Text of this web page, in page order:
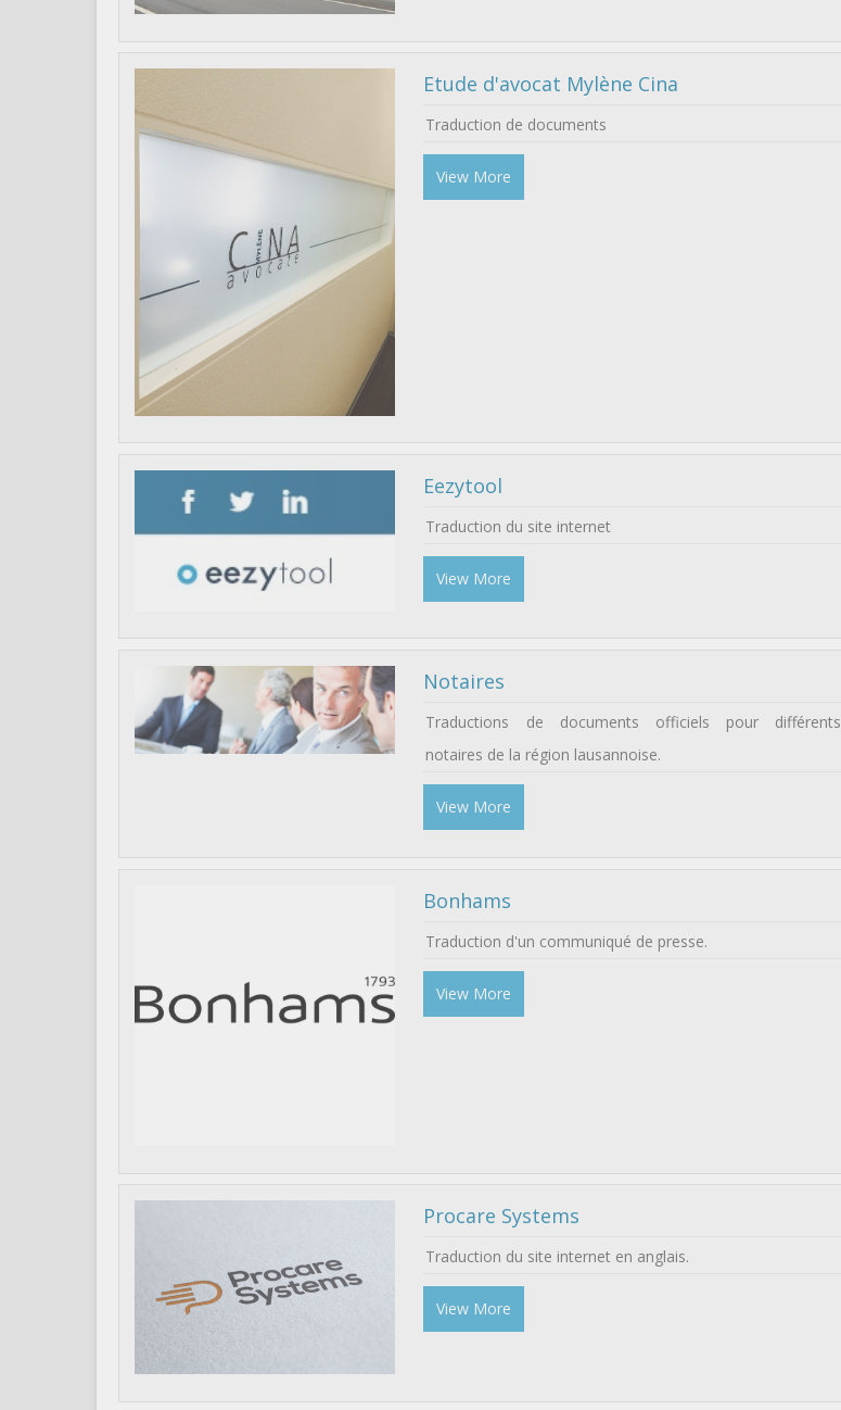
Etude d'avocat Mylène Cina
Traduction de documents
View More
Eezytool
Traduction du site internet
View More
Notaires
Traductions de documents officiels pour différents
notaires de la région lausannoise.
View More
Bonhams
Traduction d'un communiqué de presse.
View More
Procare Systems
Traduction du site internet en anglais.
View More